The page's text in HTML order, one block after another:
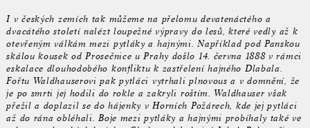
I v českých zemích tak můžeme na přelomu devatenáctého a
dvacátého století nalézt loupežné výpravy do lesů, které vedly až k
otevřeným válkám mezi pytláky a hajnými. Například pod Panskou
skálou kousek od Prosečnice u Prahy došlo 14. června 1888 v rámci
eskalace dlouhodobého konfliktu k zastřelení hajného Dlabala.
Fořtu Waldhauserovi pak pytláci vytrhali plnovous a v domnění, že
je po smrti jej hodili do rokle a zakryli roštím. Waldhauser však
přežil a doplazil se do hájenky v Horních Požárech, kde jej pytláci
až do rána obléhali. Boje mezi pytláky a hajnými probíhaly také ve